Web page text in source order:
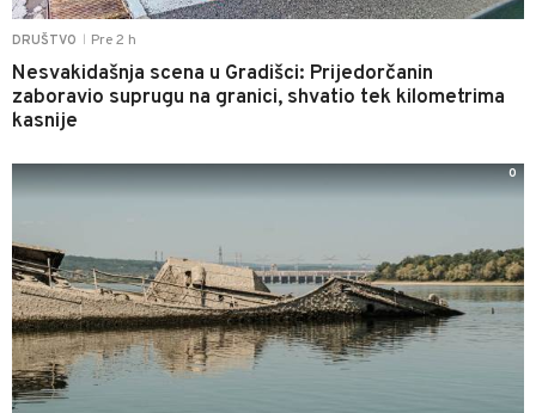
DRUŠTVO Pre 2 h
Nesvakidašnja scena u Gradišci: Prijedorčanin
zaboravio suprugu na granici, shvatio tek kilometrima
kasnije
0